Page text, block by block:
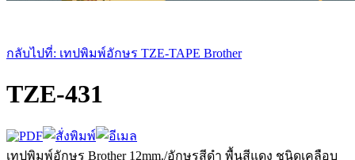
กลับไปที่: เทปพิมพ์อักษร TZE-TAPE Brother
TZE-431
เทปพิมพ์อักษร Brother 12mm./อักษรสีดำ พื้นสีแดง ชนิดเคลือบ